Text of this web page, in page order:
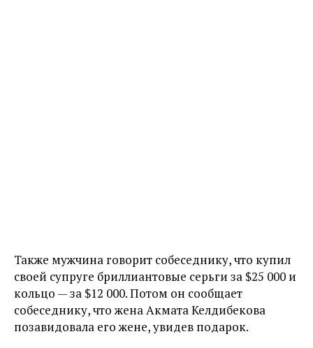
Также мужчина говорит собеседнику, что купил
своей супруге бриллиантовые серьги за $25 000 и
кольцо — за $12 000. Потом он сообщает
собеседнику, что жена Акмата Келдибекова
позавидовала его жене, увидев подарок.